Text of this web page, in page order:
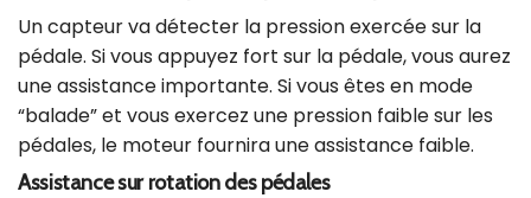
Un capteur va détecter la pression exercée sur la
pédale. Si vous appuyez fort sur la pédale, vous aurez
une assistance importante. Si vous êtes en mode
“balade” et vous exercez une pression faible sur les
pédales, le moteur fournira une assistance faible.
Assistance sur rotation des pédales